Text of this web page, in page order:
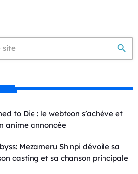
search
to Die : le webtoon s’achève et
anime annoncée
Mezameru Shinpi dévoile sa
casting et sa chanson principale